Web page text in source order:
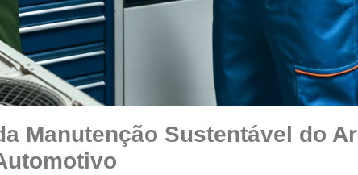
Manutenção Sustentável do Ar